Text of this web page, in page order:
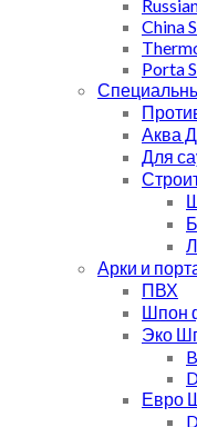
China
Porta S
Аква
Для
Арки и
ПВХ
Шпон
Эко
Евро